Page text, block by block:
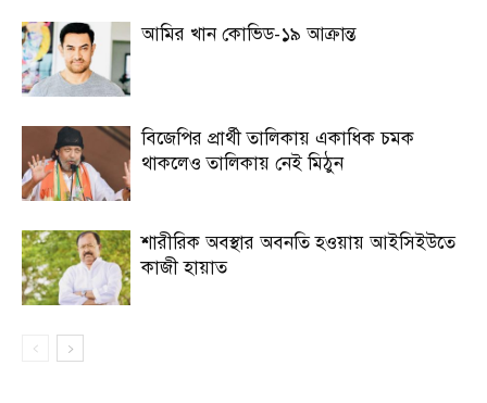
আমির খান কোভিড-১৯ আক্রান্ত
বিজেপির প্রার্থী তালিকায় একাধিক চমক
থাকলেও তালিকায় নেই মিঠুন
শারীরিক অবস্থার অবনতি হওয়ায় আইসিইউতে
কাজী হায়াত